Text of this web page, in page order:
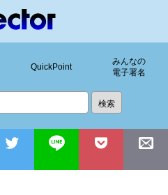
QuickPoint
みんなの
電子署名